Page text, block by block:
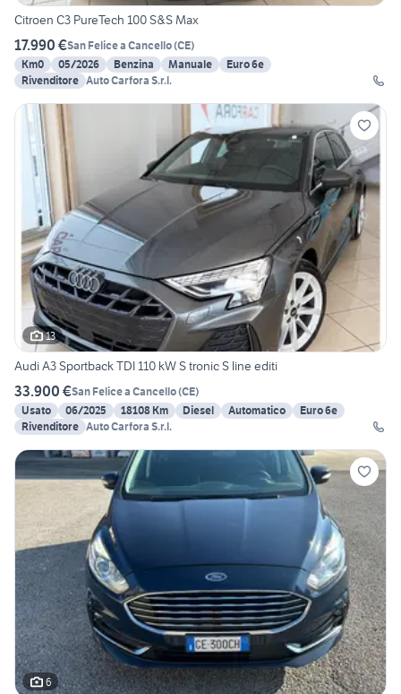
Citroen C3 PureTech 100 S&S Max
17.990 €San Felice a Cancello(CE)
Km0
05/2026 Benzina Manuale
Euro 6e
Rivenditore Auto Carfora S.r.l.
13
Audi A3 Sportback TDI 110 kW S tronic S line editi
33.900 €San Felice a Cancello(CE)
Usato
06/2025 18108 Km Diesel Automatico
Euro 6e
Rivenditore Auto Carfora S.r.l.
6